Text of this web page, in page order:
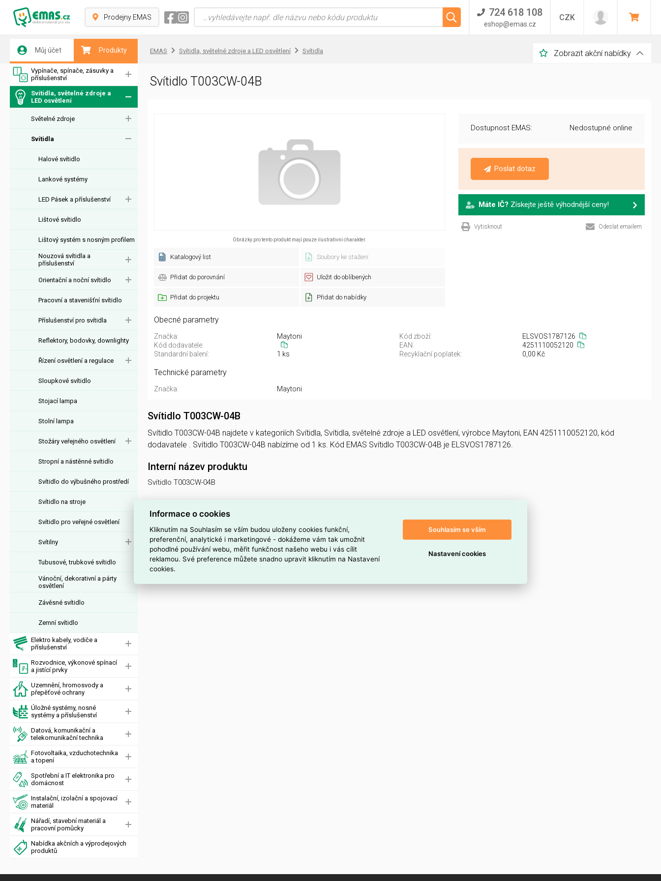
Prodejny EMAS 724 618 108
eshop@emas.cz
CZK
Můj účet Produkty
Vypínače, spínače, zásuvky a
příslušenství
Svítidla, světelné zdroje a
LED osvětlení
Světelné zdroje
Svítidla
Halové svítidlo
Lankové systémy
LED Pásek a příslušenství
Lištové svítidlo
Lištový systém s nosným profilem
Nouzová svítidla a
příslušenství
Orientační a noční svítidlo
Pracovní a stavenišťní svítidlo
Příslušenství pro svítidla
Reflektory, bodovky, downlighty
Řízení osvětlení a regulace
Sloupkové svítidlo
Stojací lampa
Stolní lampa
Stožáry veřejného osvětlení
Stropní a nástěnné svítidlo
Svítidlo do výbušného prostředí
Svítidlo na stroje
Svítidlo pro veřejné osvětlení
Svítilny
Tubusové, trubkové svítidlo
Vánoční, dekorativní a párty
osvětlení
Závěsné svítidlo
Zemní svítidlo
Elektro kabely, vodiče a
příslušenství
Rozvodnice, výkonové spínací
a jistící prvky
Uzemnění, hromosvody a
přepěťové ochrany
Úložné systémy, nosné
systémy a příslušenství
Datová, komunikační a
telekomunikační technika
Fotovoltaika, vzduchotechnika
a topení
Spotřební a IT elektronika pro
domácnost
Instalační, izolační a spojovací
materiál
Nářadí, stavební materiál a
pracovní pomůcky
Nabídka akčních a výprodejových
produktů
EMAS Svítidla, světelné zdroje a LED osvětlení Svítidla Zobrazit akční nabídky
Svítidlo T003CW-04B
Obrázky pro tento produkt mají pouze ilustrativní charakter.
Katalogový list Soubory ke stažení
Přidat do porovnání Uložit do oblíbených
Přidat do projektu Přidat do nabídky
Dostupnost EMAS: Nedostupné online
Poslat dotaz
Máte IČ? Získejte ještě výhodnější ceny!
Vytisknout Odeslat emailem
Obecné parametry
Značka: Maytoni Kód zboží:
ELSVOS1787126
Kód dodavatele:
EAN:
4251110052120
Standardní balení:
1 ks Recyklační poplatek: 0,00 Kč
Technické parametry
Značka: Maytoni
Svítidlo T003CW-04B
Svítidlo T003CW-04B najdete v kategoriích Svítidla, Svítidla, světelné zdroje a LED osvětlení, výrobce Maytoni, EAN 4251110052120, kód
dodavatele . Svítidlo T003CW-04B nabízíme od 1 ks. Kód EMAS Svítidlo T003CW-04B je ELSVOS1787126.
Interní název produktu
Svítidlo T003CW-04B
Informace o cookies
Kliknutím na Souhlasím se vším budou uloženy cookies funkční,
preferenční, analytické i marketingové - dokážeme vám tak umožnit
pohodlné používání webu, měřit funkčnost našeho webu i vás cílit
reklamou. Své preference můžete snadno upravit kliknutím na Nastavení
cookies.
Souhlasím se vším
Nastavení cookies